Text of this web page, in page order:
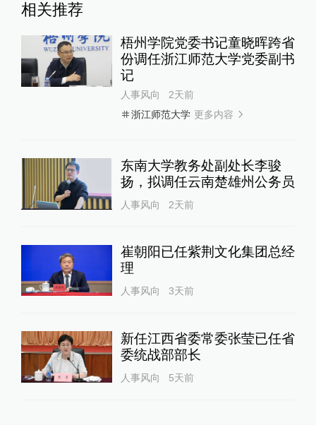
相关推荐
梧州学院党委书记童晓晖跨省
份调任浙江师范大学党委副书
记
人事风向
2天前
浙江师范大学 更多内容
东南大学教务处副处长李骏
扬，拟调任云南楚雄州公务员
人事风向 2天前
崔朝阳已任紫荆文化集团总经
理
人事风向 3天前
新任江西省委常委张莹已任省
委统战部部长
人事风向 5天前